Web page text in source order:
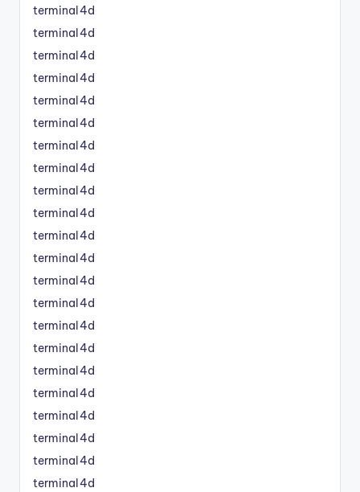
terminal4d
terminal4d
terminal4d
terminal4d
terminal4d
terminal4d
terminal4d
terminal4d
terminal4d
terminal4d
terminal4d
terminal4d
terminal4d
terminal4d
terminal4d
terminal4d
terminal4d
terminal4d
terminal4d
terminal4d
terminal4d
terminal4d